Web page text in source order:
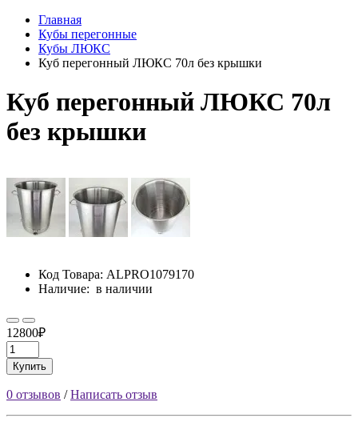
Главная
Кубы перегонные
Кубы ЛЮКС
Куб перегонный ЛЮКС 70л без крышки
Куб перегонный ЛЮКС 70л
без крышки
Код Товара: ALPRO1079170
Наличие: в наличии
12800₽
Купить
0 отзывов /Написать отзыв